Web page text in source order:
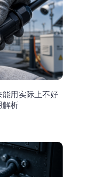
用实际上不好
解析